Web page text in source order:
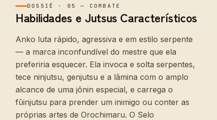
DOSSIÊ · 05 — COMBATE
Habilidades e Jutsus Característicos
Anko luta rápido, agressiva e em estilo serpente
— a marca inconfundível do mestre que ela
preferiria esquecer. Ela invoca e solta serpentes,
tece ninjutsu, genjutsu e a lâmina com o amplo
alcance de uma jōnin especial, e carrega o
fūinjutsu para prender um inimigo ou conter as
próprias artes de Orochimaru. O Selo